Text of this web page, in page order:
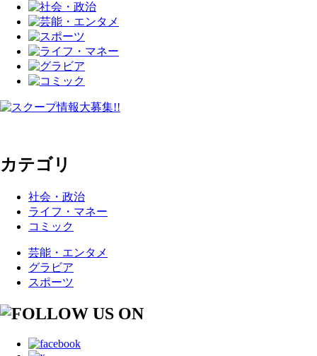
カテゴリ
社会・政治
ライフ・マネー
コミック
芸能・エンタメ
グラビア
スポーツ